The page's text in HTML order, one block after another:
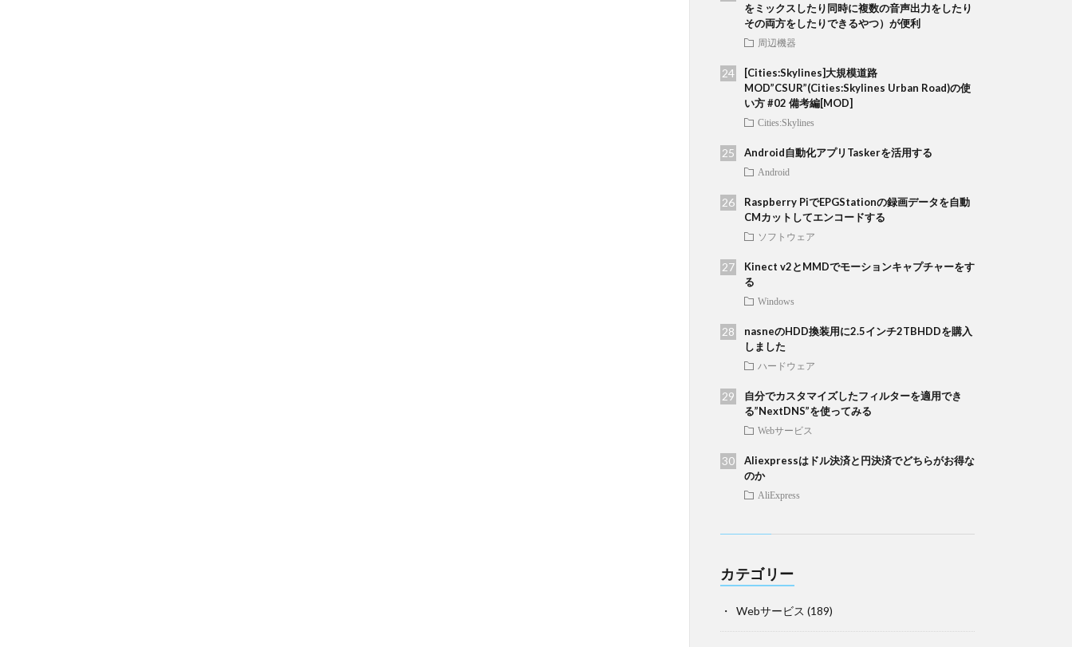
をミックスしたり同時に複数の音声出力をしたり
その両方をしたりできるやつ）が便利
周辺機器
[Cities:Skylines]大規模道路
MOD”CSUR”(Cities:Skylines Urban Road)の使
い方 #02 備考編[MOD]
Cities:Skylines
Android自動化アプリTaskerを活用する
Android
Raspberry PiでEPGStationの録画データを自動
CMカットしてエンコードする
ソフトウェア
Kinect v2とMMDでモーションキャプチャーをす
る
Windows
nasneのHDD換装用に2.5インチ2TBHDDを購入
しました
ハードウェア
自分でカスタマイズしたフィルターを適用でき
る”NextDNS”を使ってみる
Webサービス
Aliexpressはドル決済と円決済でどちらがお得な
のか
AliExpress
カテゴリー
Webサービス (189)